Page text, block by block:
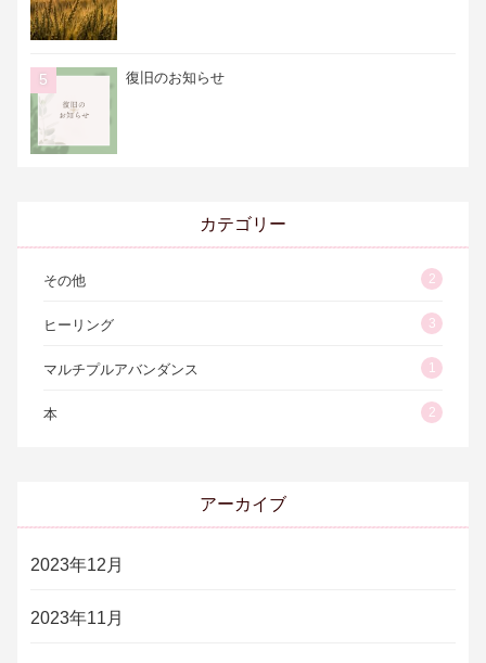
復旧のお知らせ
カテゴリー
その他 2
ヒーリング 3
マルチプルアバンダンス 1
本 2
アーカイブ
2023年12月
2023年11月